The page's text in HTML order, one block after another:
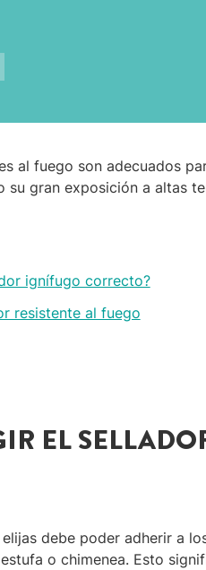
al fuego son adecuados
su gran exposición a altas
ignífugo correcto?
resistente al fuego
EL
debe poder adherir a
o chimenea. Esto